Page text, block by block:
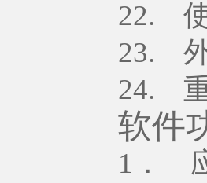
22. 使
23. 外
24.
软件
1．